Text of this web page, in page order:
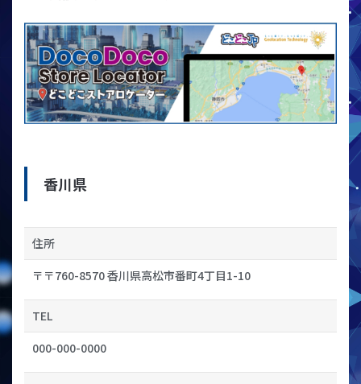
香川県
住所
〒〒760-8570 香川県高松市番町4丁目1-10
TEL
000-000-0000